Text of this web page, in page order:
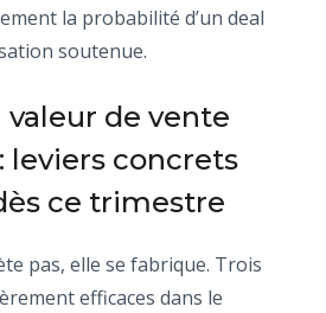
la probabilité d’un deal
soutenue.
de vente
leviers concrets
ce trimestre
pas, elle se fabrique. Trois
efficaces dans le